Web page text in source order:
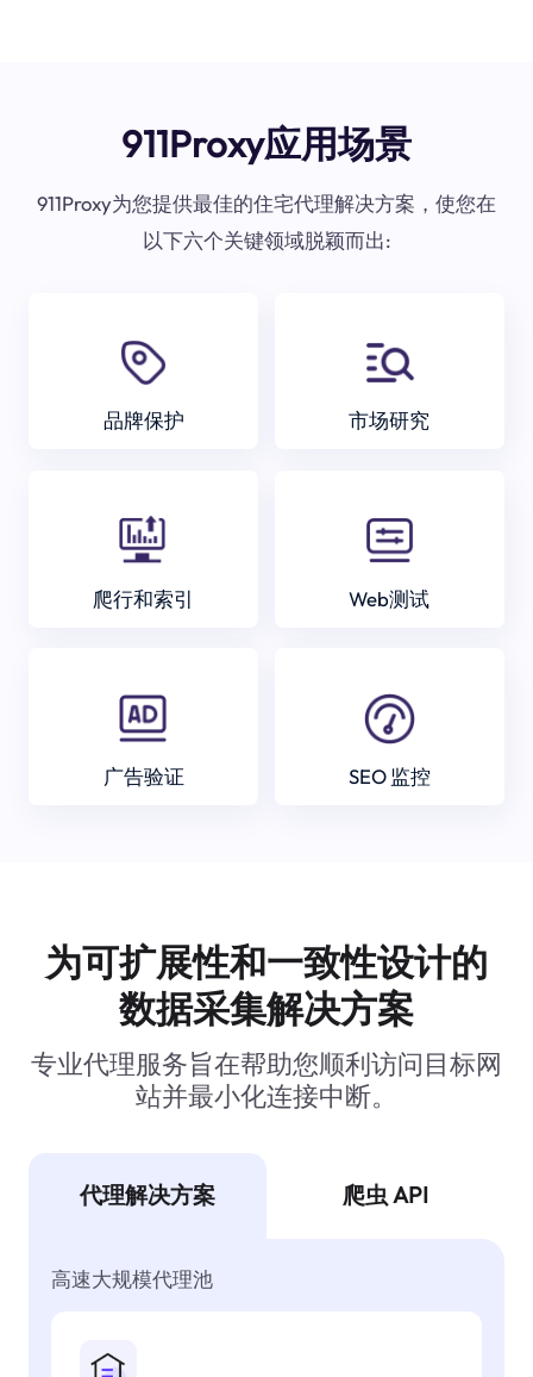
911Proxy应用场景
911Proxy为您提供最佳的住宅代理解决方案，使您在
以下六个关键领域脱颖而出:
品牌保护 市场研究
爬行和索引 Web测试
广告验证 SEO 监控
为可扩展性和一致性设计的
数据采集解决方案
专业代理服务旨在帮助您顺利访问目标网
站并最小化连接中断。
代理解决方案 爬虫 API
高速大规模代理池